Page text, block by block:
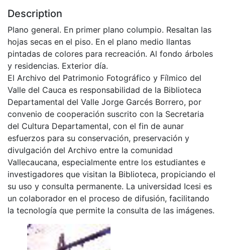
Description
Plano general. En primer plano columpio. Resaltan las
hojas secas en el piso. En el plano medio llantas
pintadas de colores para recreación. Al fondo árboles
y residencias. Exterior día.
El Archivo del Patrimonio Fotográfico y Fílmico del
Valle del Cauca es responsabilidad de la Biblioteca
Departamental del Valle Jorge Garcés Borrero, por
convenio de cooperación suscrito con la Secretaria
del Cultura Departamental, con el fin de aunar
esfuerzos para su conservación, preservación y
divulgación del Archivo entre la comunidad
Vallecaucana, especialmente entre los estudiantes e
investigadores que visitan la Biblioteca, propiciando el
su uso y consulta permanente. La universidad Icesi es
un colaborador en el proceso de difusión, facilitando
la tecnología que permite la consulta de las imágenes.